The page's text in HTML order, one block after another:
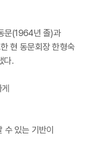
문(1964년 졸)과
현 동문회장 한형숙
다.
있는 기반이